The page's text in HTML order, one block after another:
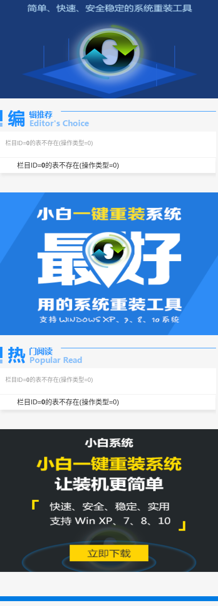
栏目ID=0的表不存在(操作类型=0)
栏目ID=0的表不存在(操作类型=0)
栏目ID=0的表不存在(操作类型=0)
栏目ID=0的表不存在(操作类型=0)